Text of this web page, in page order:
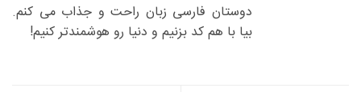
دوستان فارسی زبان راحت و جذاب می کنم.
بیا با هم کد بزنیم و دنیا رو هوشمندتر کنیم!